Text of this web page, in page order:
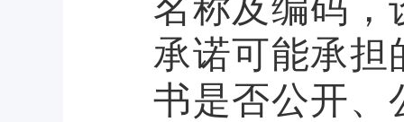
名称及编码，
承诺可能承担
书是否公开、